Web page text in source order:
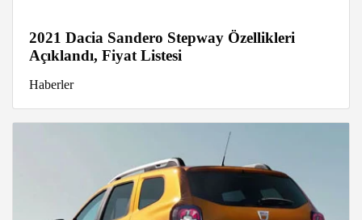
2021 Dacia Sandero Stepway Özellikleri
Açıklandı, Fiyat Listesi
Haberler